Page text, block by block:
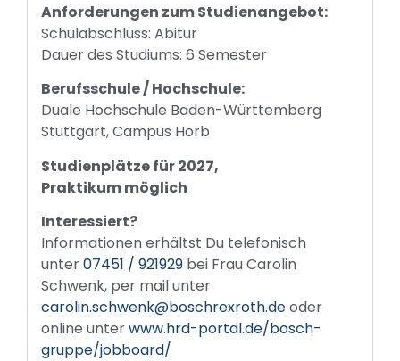
Anforderungen zum Studienangebot:
Schulabschluss: Abitur
Dauer des Studiums: 6 Semester
Berufsschule / Hochschule:
Duale Hochschule Baden-Württemberg
Stuttgart, Campus Horb
Studienplätze für 2027,
Praktikum möglich
Interessiert?
Informationen erhältst Du telefonisch
unter07451 / 921929 bei Frau Carolin
Schwenk, per mail unter
carolin.schwenk@boschrexroth.deoder
online unterwww.hrd-portal.de/bosch-
gruppe/jobboard/